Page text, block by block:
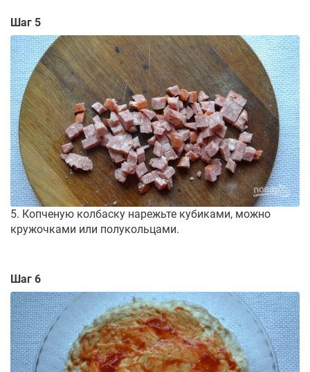
Шаг 5
5. Копченую колбаску нарежьте кубиками, можно
кружочками или полукольцами.
Шаг 6